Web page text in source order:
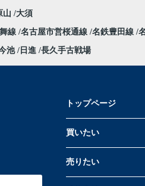
山 大須
線 名古屋市営桜通線 名鉄豊田線
池 日進 長久手古戦場
トップページ
買いたい
売りたい